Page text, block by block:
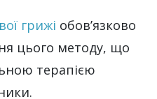
грижі обов’язково
цього методу, що
терапією